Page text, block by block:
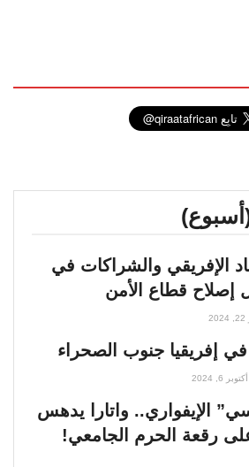
(أسبوع)
الإفريقي والشراكات في
إصلاح قطاع الأمن
إفريقيا جنوب الصحراء
أكتوبر 6, 2024
الإيفواري.. واتارا يدهس
على رقعة الحرم الجامعي!